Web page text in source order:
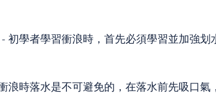
初學者學習衝浪時，首先必須學習並加強划
浪時落水是不可避免的，在落水前先吸口氣